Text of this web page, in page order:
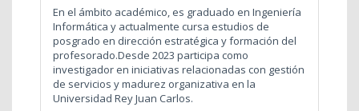
En el ámbito académico, es graduado en Ingeniería
Informática y actualmente cursa estudios de
posgrado en dirección estratégica y formación del
profesorado.Desde 2023 participa como
investigador en iniciativas relacionadas con gestión
de servicios y madurez organizativa en la
Universidad Rey Juan Carlos.